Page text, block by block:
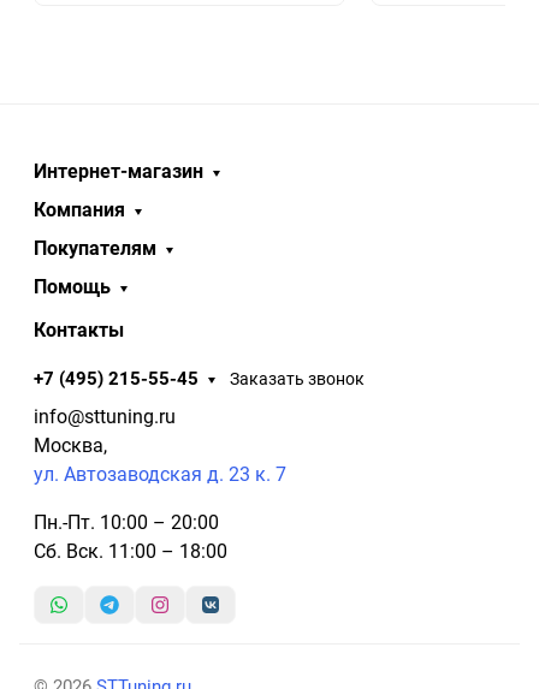
Интернет-магазин
Компания
Покупателям
Помощь
Контакты
+7 (495) 215-55-45 Заказать звонок
info@sttuning.ru
Москва,
ул. Автозаводская д. 23 к. 7
Пн.-Пт. 10:00 – 20:00
Сб. Вск. 11:00 – 18:00